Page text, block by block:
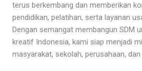
terus berkembang dan memberikan
pendidikan, pelatihan, serta layanan
Dengan semangat membangun SDM
kreatif Indonesia, kami siap menjadi
masyarakat, sekolah, perusahaan,